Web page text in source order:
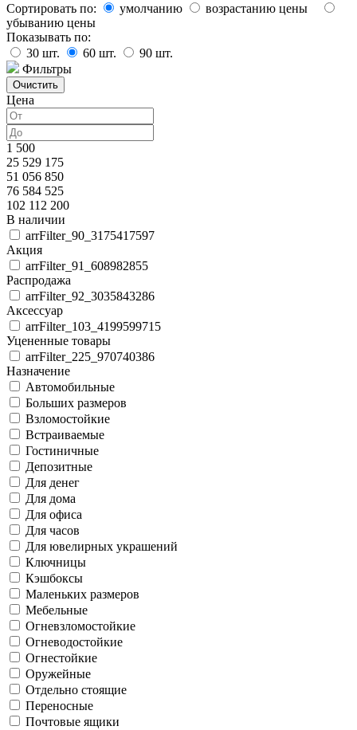
Сортировать по:
умолчанию
возрастанию цены
убыванию цены
Показывать по:
30 шт. 60 шт. 90 шт.
Фильтры
Цена
1 500
25 529 175
51 056 850
76 584 525
102 112 200
В наличии
arrFilter_90_3175417597
Акция
arrFilter_91_608982855
Распродажа
arrFilter_92_3035843286
Аксессуар
arrFilter_103_4199599715
Уцененные товары
arrFilter_225_970740386
Назначение
Автомобильные
Больших размеров
Взломостойкие
Встраиваемые
Гостиничные
Депозитные
Для денег
Для дома
Для офиса
Для часов
Для ювелирных украшений
Ключницы
Кэшбоксы
Маленьких размеров
Мебельные
Огневзломостойкие
Огневодостойкие
Огнестойкие
Оружейные
Отдельно стоящие
Переносные
Почтовые ящики